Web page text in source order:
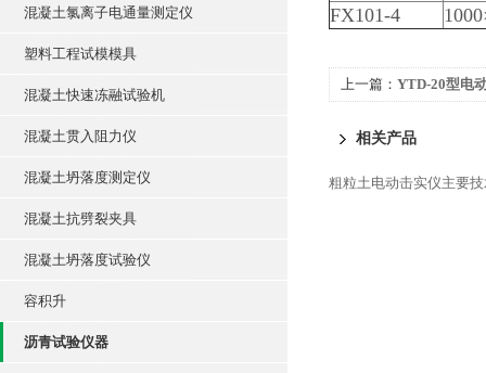
混凝土氯离子电通量测定仪
塑料工程试模模具
混凝土快速冻融试验机
混凝土贯入阻力仪
混凝土坍落度测定仪
混凝土抗劈裂夹具
混凝土坍落度试验仪
容积升
沥青试验仪器
FX101-4
上一篇： YTD-20型电
相关产品
粗粒土电动击实仪主要